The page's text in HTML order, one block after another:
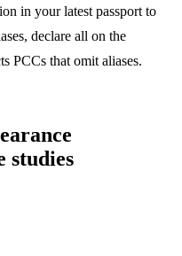
in your latest passport to
declare all on the
PCCs that omit aliases.
studies